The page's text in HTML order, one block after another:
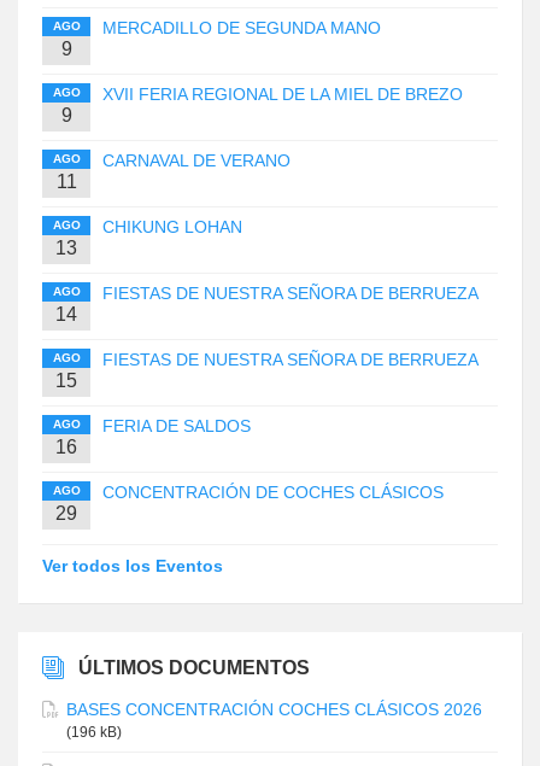
AGO
9
MERCADILLO DE SEGUNDA MANO
AGO
9
XVII FERIA REGIONAL DE LA MIEL DE BREZO
AGO
11
CARNAVAL DE VERANO
AGO
13
CHIKUNG LOHAN
AGO
14
FIESTAS DE NUESTRA SEÑORA DE BERRUEZA
AGO
15
FIESTAS DE NUESTRA SEÑORA DE BERRUEZA
AGO
16
FERIA DE SALDOS
AGO
29
CONCENTRACIÓN DE COCHES CLÁSICOS
Ver todos los Eventos
ÚLTIMOS DOCUMENTOS
BASES CONCENTRACIÓN COCHES CLÁSICOS 2026
(196 kB)